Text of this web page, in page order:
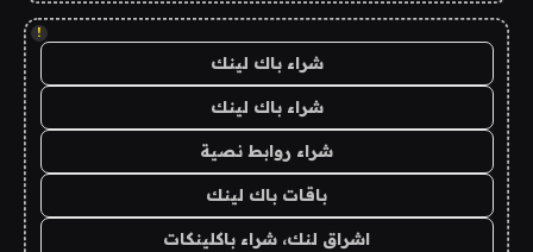
!
شراء باك لينك
شراء باك لينك
شراء روابط نصية
باقات باك لينك
اشراق لنك، شراء باكلينكات